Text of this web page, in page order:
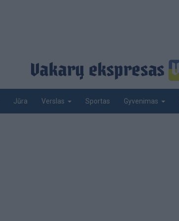
Jūra Verslas Sportas Gyvenimas